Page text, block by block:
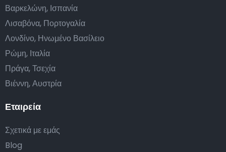
Εταιρεία
Σχετικά με εμάς
Blog
Βαρκελώνη, Ισπανία
Λισαβόνα, Πορτογαλία
Λονδίνο, Ηνωμένο Βασίλειο
Ρώμη, Ιταλία
Πράγα, Τσεχία
Βιέννη, Αυστρία